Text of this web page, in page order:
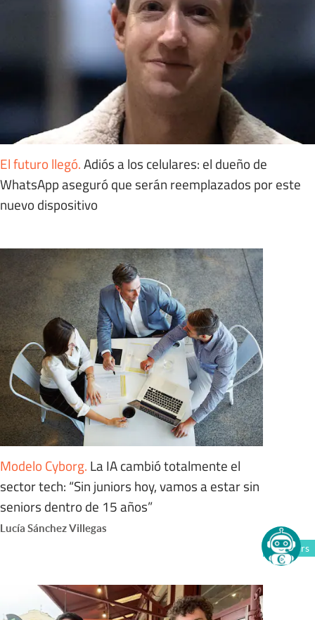
El futuro llegó.Adiós a los celulares: el dueño de
WhatsApp aseguró que serán reemplazados por este
nuevo dispositivo
Modelo Cyborg. La IA cambió totalmente el
sector tech: “Sin juniors hoy, vamos a estar sin
seniors dentro de 15 años”
Lucía Sánchez Villegas
Members